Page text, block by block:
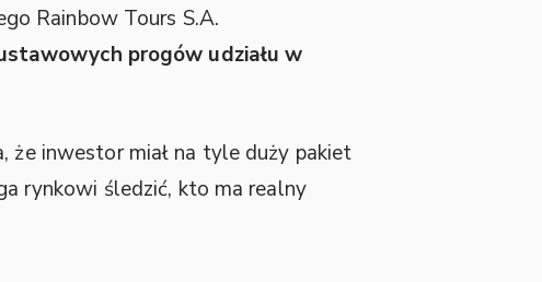
Rainbow Tours S.A.
progów udziału w
że inwestor miał na tyle duży pakiet
rynkowi śledzić, kto ma realny